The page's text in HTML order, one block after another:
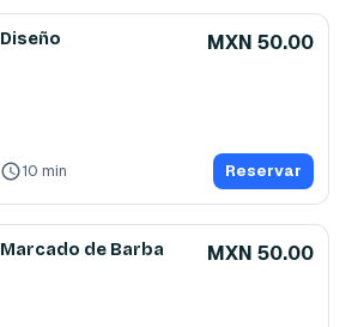
Diseño MXN 50.00
10 min Reservar
Marcado de Barba MXN 50.00